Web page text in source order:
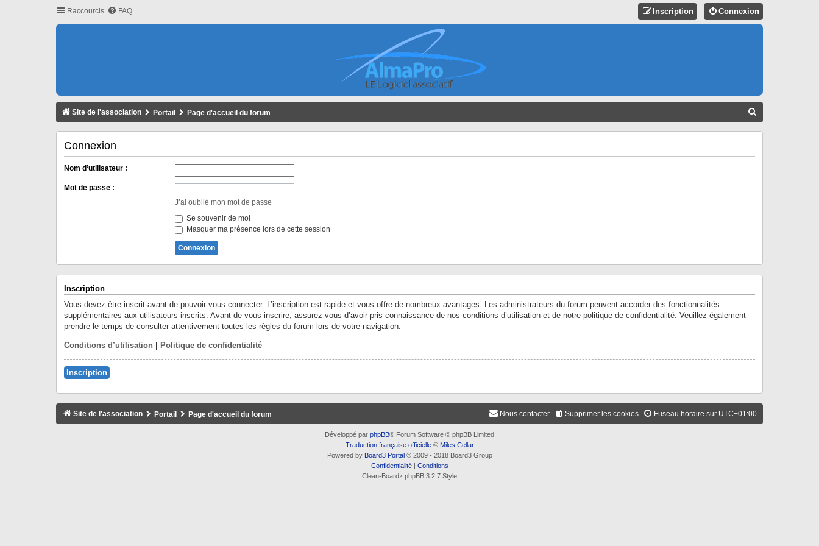
Raccourcis FAQ Connexion
Inscription
Site de l'association Portail Page d'accueil du forum
Connexion
Nom d’utilisateur :
Mot de passe :
J’ai oublié mon mot de passe
Se souvenir de moi
Masquer ma présence lors de cette session
Inscription
Vous devez être inscrit avant de pouvoir vous connecter. L’inscription est rapide et vous offre de nombreux avantages. Les administrateurs du forum peuvent accorder des fonctionnalités
supplémentaires aux utilisateurs inscrits. Avant de vous inscrire, assurez-vous d’avoir pris connaissance de nos conditions d’utilisation et de notre politique de confidentialité. Veuillez également
prendre le temps de consulter attentivement toutes les règles du forum lors de votre navigation.
Conditions d’utilisation Politique de confidentialité
Inscription
Site de l'association Portail Page d'accueil du forum Fuseau horaire sur UTC+01:00
Supprimer les cookies
Nous contacter
Développé par phpBB® Forum Software © phpBB Limited
Traduction française officielle© Miles Cellar
Powered by Board3 Portal© 2009 - 2018 Board3 Group
Confidentialité| Conditions
Clean-Boardz phpBB 3.2.7 Style